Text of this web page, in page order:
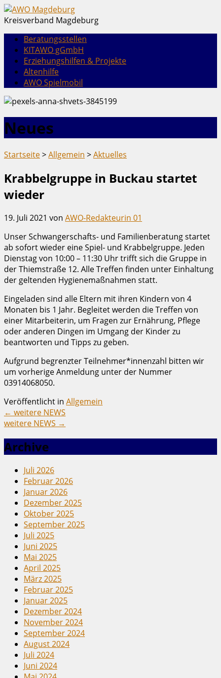
Kreisverband Magdeburg
Beratungsstellen
KITAWO gGmbH
Erziehungshilfen & Projekte
Altenhilfe
AWO Spielmobil
Neues
Startseite>Allgemein >Aktuelles
Krabbelgruppe in Buckau startet
wieder
19. Juli 2021 von AWO-Redakteurin 01
Unser Schwangerschafts- und Familienberatung startet
ab sofort wieder eine Spiel- und Krabbelgruppe. Jeden
Dienstag von 10:00 – 11:30 Uhr trifft sich die Gruppe in
der Thiemstraße 12. Alle Treffen finden unter Einhaltung
der geltenden Hygienemaßnahmen statt.
Eingeladen sind alle Eltern mit ihren Kindern von 4
Monaten bis 1 Jahr. Begleitet werden die Treffen von
einer Mitarbeiterin, um Fragen zur Ernährung, Pflege
oder anderen Dingen im Umgang der Kinder zu
beantworten und Tipps zu geben.
Aufgrund begrenzter Teilnehmer*innenzahl bitten wir
um vorherige Anmeldung unter der Nummer
03914068050.
Veröffentlicht in Allgemein
← weitere NEWS
weitere NEWS →
Archive
Juli 2026
Februar 2026
Januar 2026
Dezember 2025
Oktober 2025
September 2025
Juli 2025
Juni 2025
Mai 2025
April 2025
März 2025
Februar 2025
Januar 2025
Dezember 2024
November 2024
September 2024
August 2024
Juli 2024
Juni 2024